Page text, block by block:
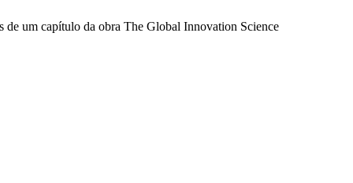
um capítulo da obra The Global Innovation Science